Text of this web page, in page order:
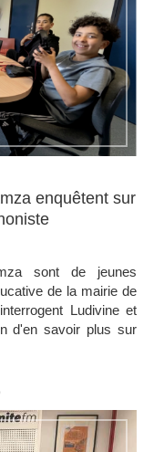
enquêtent sur
sont de jeunes
de la mairie de
Ludivine et
d'en savoir plus sur